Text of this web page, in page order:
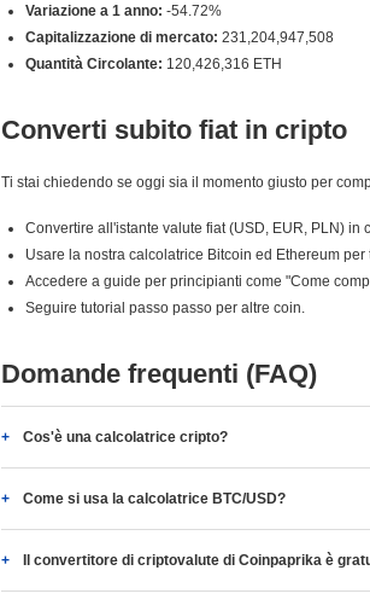
Variazione a 1 anno: -54.72%
Capitalizzazione di mercato: 231,204,947,508
Quantità Circolante: 120,426,316 ETH
Converti subito fiat in cripto
Ti stai chiedendo se oggi sia il momento giusto per
Convertire all'istante valute fiat (USD, EUR, PLN) in
Usare la nostra calcolatrice Bitcoin ed Ethereum
Accedere a guide per principianti come "Come
Seguire tutorial passo passo per altre coin.
Domande frequenti (FAQ)
Cos'è una calcolatrice cripto?
Come si usa la calcolatrice BTC/USD?
Il convertitore di criptovalute di Coinpaprika è